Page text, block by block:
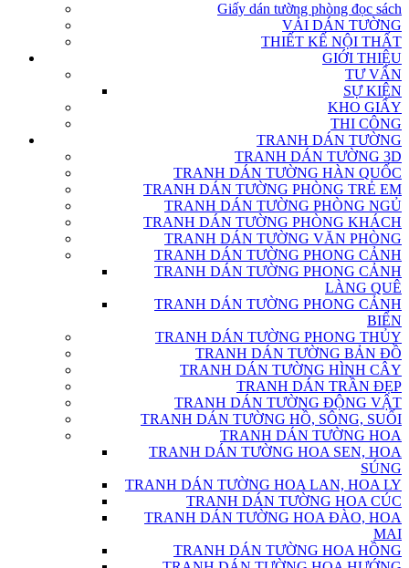
Giấy dán tường phòng đọc sách
VẢI DÁN TƯỜNG
THIẾT KẾ NỘI THẤT
GIỚI THIỆU
TƯ VẤN
SỰ KIỆN
KHO GIẤY
THI CÔNG
TRANH DÁN TƯỜNG
TRANH DÁN TƯỜNG 3D
TRANH DÁN TƯỜNG HÀN QUỐC
TRANH DÁN TƯỜNG PHÒNG TRẺ EM
TRANH DÁN TƯỜNG PHÒNG NGỦ
TRANH DÁN TƯỜNG PHÒNG KHÁCH
TRANH DÁN TƯỜNG VĂN PHÒNG
TRANH DÁN TƯỜNG PHONG CẢNH
TRANH DÁN TƯỜNG PHONG CẢNH
LÀNG QUÊ
TRANH DÁN TƯỜNG PHONG CẢNH
BIỂN
TRANH DÁN TƯỜNG PHONG THỦY
TRANH DÁN TƯỜNG BẢN ĐỒ
TRANH DÁN TƯỜNG HÌNH CÂY
TRANH DÁN TRẦN ĐẸP
TRANH DÁN TƯỜNG ĐỘNG VẬT
TRANH DÁN TƯỜNG HỒ, SÔNG, SUỐI
TRANH DÁN TƯỜNG HOA
TRANH DÁN TƯỜNG HOA SEN, HOA
SÚNG
TRANH DÁN TƯỜNG HOA LAN, HOA LY
TRANH DÁN TƯỜNG HOA CÚC
TRANH DÁN TƯỜNG HOA ĐÀO, HOA
MAI
TRANH DÁN TƯỜNG HOA HỒNG